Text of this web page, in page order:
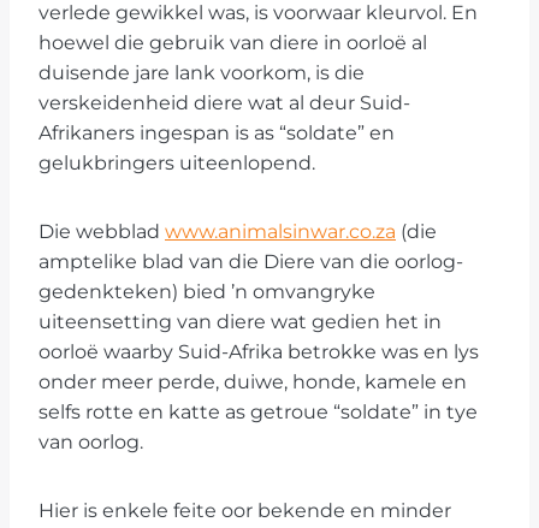
verlede gewikkel was, is voorwaar kleurvol. En
hoewel die gebruik van diere in oorloë al
duisende jare lank voorkom, is die
verskeidenheid diere wat al deur Suid-
Afrikaners ingespan is as “soldate” en
gelukbringers uiteenlopend.
Die webblad www.animalsinwar.co.za (die
amptelike blad van die Diere van die oorlog-
gedenkteken) bied ’n omvangryke
uiteensetting van diere wat gedien het in
oorloë waarby Suid-Afrika betrokke was en lys
onder meer perde, duiwe, honde, kamele en
selfs rotte en katte as getroue “soldate” in tye
van oorlog.
Hier is enkele feite oor bekende en minder